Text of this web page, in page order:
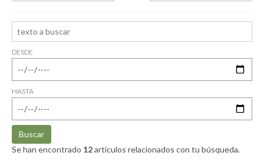
DESDE
HASTA
Buscar
Se han encontrado 12artículos relacionados con tu búsqueda.